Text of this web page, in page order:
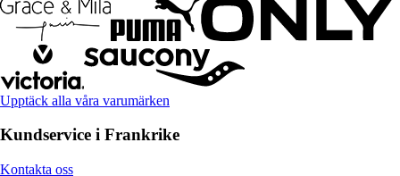
Upptäck alla våra varumärken
Kundservice i Frankrike
Kontakta oss